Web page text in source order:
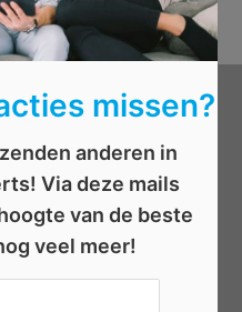
Cooper S
missen?
anderen in
Via deze mails
van de beste
veel meer!